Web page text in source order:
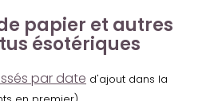
papier et autres
ésotériques
par date d'ajout dans la